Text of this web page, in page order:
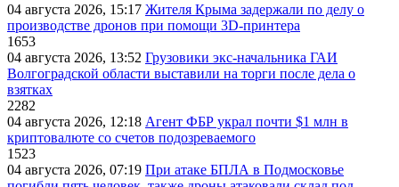
04 августа 2026, 15:17 Жителя Крыма задержали по делу о
производстве дронов при помощи 3D‑принтера
1653
04 августа 2026, 13:52 Грузовики экс-начальника ГАИ
Волгоградской области выставили на торги после дела о
взятках
2282
04 августа 2026, 12:18 Агент ФБР украл почти $1 млн в
криптовалюте со счетов подозреваемого
1523
04 августа 2026, 07:19 При атаке БПЛА в Подмосковье